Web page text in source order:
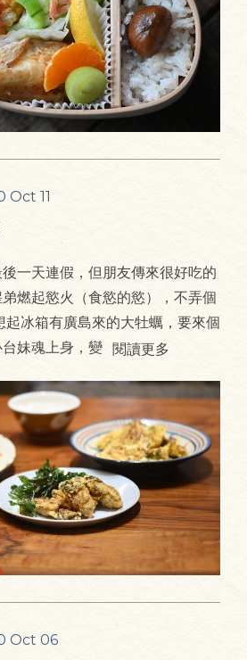
Oct 11
一天連假，但朋友傳來很好吃的
燃起慾火（食慾的慾），不弄個
冰箱有廣島來的大牡蠣，要來個
妹魂上身，變 閱讀更多
Oct 06